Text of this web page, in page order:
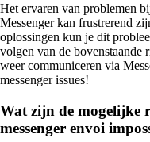
Het ervaren van problemen
Messenger kan frustrerend
oplossingen kun je dit
volgen van de
weer communiceren via
messenger issues!
Wat zijn de mogelijke
messenger envoi